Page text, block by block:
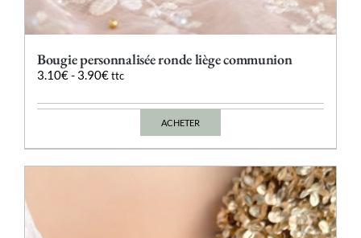
Bougie personnalisée ronde liège communion
3.10€- 3.90€ ttc
ACHETER
Ce
variations.
options
peuvent